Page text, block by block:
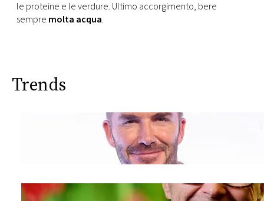
le proteine e le verdure. Ultimo accorgimento, bere
sempre molta acqua.
Trends